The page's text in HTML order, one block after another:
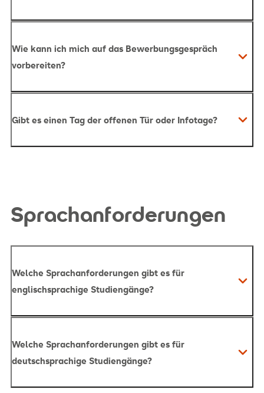
Wie kann ich mich auf das Bewerbungsgespräch
vorbereiten?
Gibt es einen Tag der offenen Tür oder Infotage?
Sprachanforderungen
Welche Sprachanforderungen gibt es für
englischsprachige Studiengänge?
Welche Sprachanforderungen gibt es für
deutschsprachige Studiengänge?